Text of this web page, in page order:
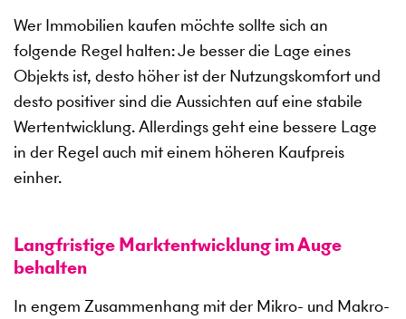
Wer Immobilien kaufen möchte sollte sich an
folgende Regel halten: Je besser die Lage eines
Objekts ist, desto höher ist der Nutzungskomfort und
desto positiver sind die Aussichten auf eine stabile
Wertentwicklung. Allerdings geht eine bessere Lage
in der Regel auch mit einem höheren Kaufpreis
einher.
Langfristige Marktentwicklung im Auge
behalten
In engem Zusammenhang mit der Mikro- und Makro-